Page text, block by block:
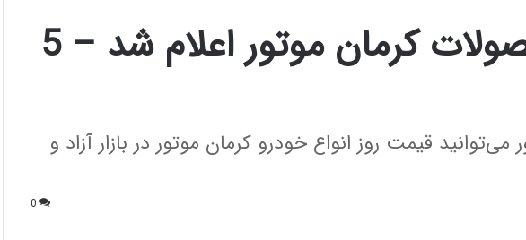
قیمت جدید محصولات کرمان موتور اعلام شد – 5
قیمت روز انواع خودرو کرمان موتور در بازار آزاد و
0